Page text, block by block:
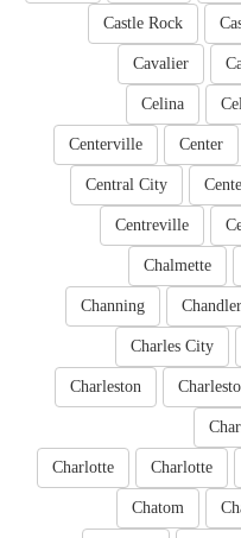
Castle Rock
Cavalier
Celina
Center
Centerville
Central City
Centreville
Chalmette
Chandler
Channing
Charles City
Charleston
Charlotte
Charlotte
Chatom